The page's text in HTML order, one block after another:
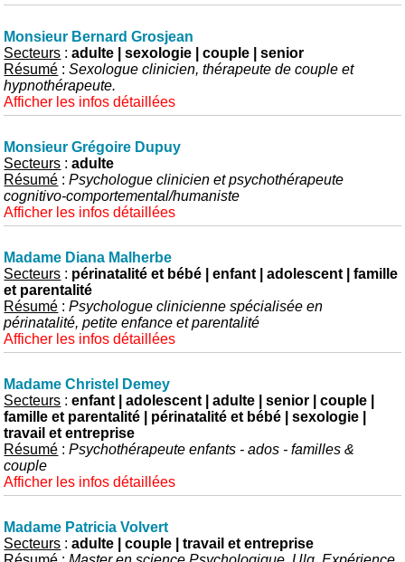
Monsieur Bernard Grosjean
Secteurs :adulte | sexologie | couple | senior
Résumé :Sexologue clinicien, thérapeute de couple et
hypnothérapeute.
Afficher les infos détaillées
Monsieur Grégoire Dupuy
Secteurs :adulte
Résumé :Psychologue clinicien et psychothérapeute
cognitivo-comportemental/humaniste
Afficher les infos détaillées
Madame Diana Malherbe
Secteurs : périnatalité et bébé | enfant | adolescent | famille
et parentalité
Résumé :Psychologue clinicienne spécialisée en
périnatalité, petite enfance et parentalité
Afficher les infos détaillées
Madame Christel Demey
Secteurs :enfant | adolescent | adulte | senior | couple |
famille et parentalité | périnatalité et bébé | sexologie |
travail et entreprise
Résumé :Psychothérapeute enfants - ados - familles &
couple
Afficher les infos détaillées
Madame Patricia Volvert
Secteurs :adulte | couple | travail et entreprise